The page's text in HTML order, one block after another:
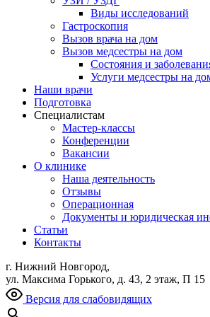
Виды исследований
Гастроскопия
Вызов врача на дом
Вызов медсестры на дом
Состояния и
Услуги медсестры на
Наши врачи
Подготовка
Специалистам
Мастер-классы
Конференции
Вакансии
О клинике
Наша деятельность
Отзывы
Операционная
Документы и юридическая
Статьи
Контакты
г. Нижний Новгород,
ул. Максима Горького, д. 43, 2 этаж, П 15
Версия для слабовидящих